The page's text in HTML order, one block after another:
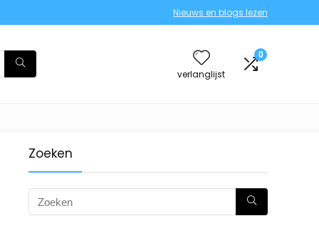
Nieuws en blogs lezen
verlanglijst
0
Zoeken